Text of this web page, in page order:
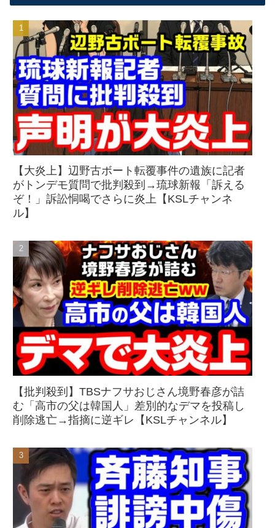
【大炎上】辺野古ボート転覆事件の遺族に記者
がトンデモ質問で批判殺到→琉球新報「訴える
ぞ！」訴訟恫喝でさらに炎上【KSLチャンネ
ル】
【批判殺到】TBSナフサおじさん境野春彦が詰
む「高市の父は韓国人」差別的なデマを投稿し
削除逃亡→指摘に逆ギレ【KSLチャンネル】